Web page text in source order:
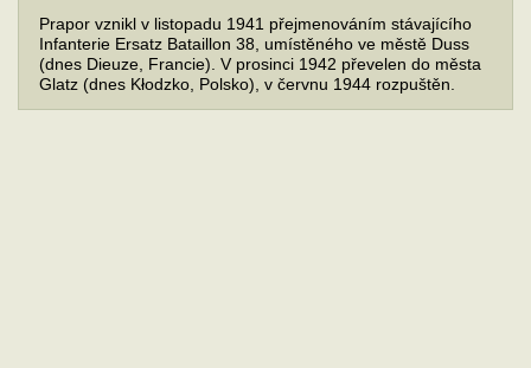
Prapor vznikl v listopadu 1941 přejmenováním stávajícího
Infanterie Ersatz Bataillon 38, umístěného ve městě Duss
(dnes Dieuze, Francie). V prosinci 1942 převelen do města
Glatz (dnes Kłodzko, Polsko), v červnu 1944 rozpuštěn.